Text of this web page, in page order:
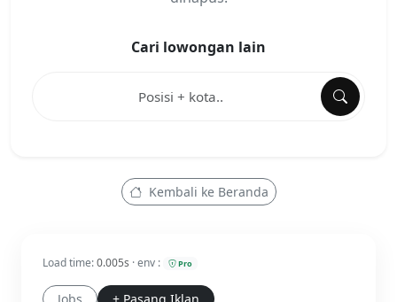
Cari lowongan lain
Kembali ke Beranda
Load time:0.005s · env : Pro